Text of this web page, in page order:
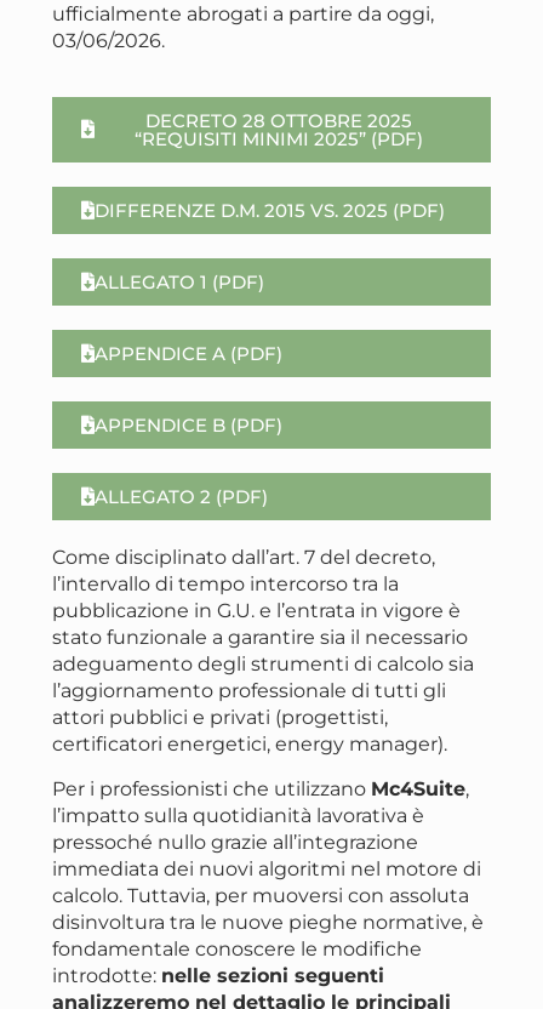
ufficialmente abrogati a partire da oggi,
03/06/2026.
DECRETO 28 OTTOBRE 2025
“REQUISITI MINIMI 2025” (PDF)
DIFFERENZE D.M. 2015 VS. 2025 (PDF)
ALLEGATO 1 (PDF)
APPENDICE A (PDF)
APPENDICE B (PDF)
ALLEGATO 2 (PDF)
Come disciplinato dall’art. 7 del decreto,
l’intervallo di tempo intercorso tra la
pubblicazione in G.U. e l’entrata in vigore è
stato funzionale a garantire sia il necessario
adeguamento degli strumenti di calcolo sia
l’aggiornamento professionale di tutti gli
attori pubblici e privati (progettisti,
certificatori energetici, energy manager).
Per i professionisti che utilizzano Mc4Suite,
l’impatto sulla quotidianità lavorativa è
pressoché nullo grazie all’integrazione
immediata dei nuovi algoritmi nel motore di
calcolo. Tuttavia, per muoversi con assoluta
disinvoltura tra le nuove pieghe normative, è
fondamentale conoscere le modifiche
introdotte: nelle sezioni seguenti
analizzeremo nel dettaglio le principali